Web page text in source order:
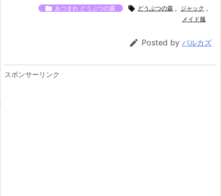
 あつまれ どうぶつの森  どうぶつの森 , ジャック ,
メイド服
 Posted by バルカズ
スポンサーリンク